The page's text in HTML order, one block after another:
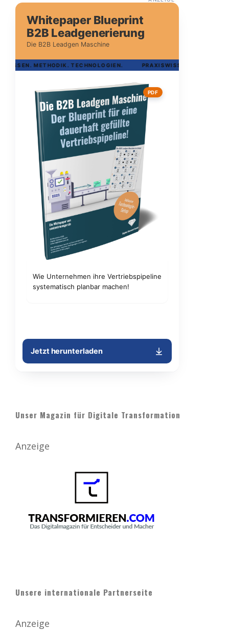
Unser Magazin für Digitale Transformation
Anzeige
Unsere internationale Partnerseite
Anzeige